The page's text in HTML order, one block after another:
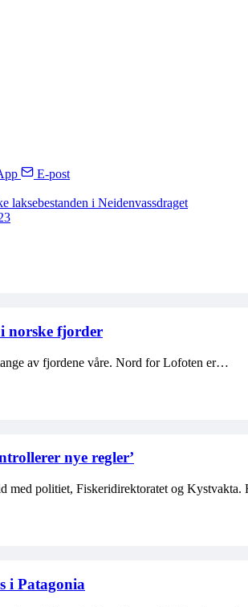
E-post
laksebestanden i Neidenvassdraget
norske fjorder
av fjordene våre. Nord for Lofoten er…
nye regler’
med politiet, Fiskeridirektoratet og
i Patagonia